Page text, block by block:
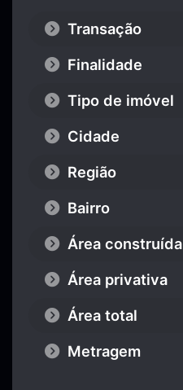
Transação
Finalidade
Tipo de imóvel
Cidade
Região
Bairro
Área construída
Área privativa
Área total
Metragem